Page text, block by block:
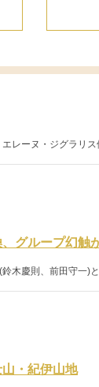
レーヌ・ジグラリ
グループ幻触
木慶則、前田守一
・紀伊山地